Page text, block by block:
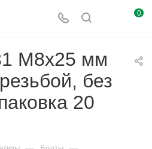
0
М8х25 мм
без
20